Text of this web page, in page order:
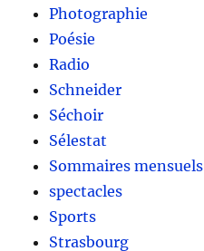
Photographie
Poésie
Radio
Schneider
Séchoir
Sélestat
Sommaires mensuels
spectacles
Sports
Strasbourg